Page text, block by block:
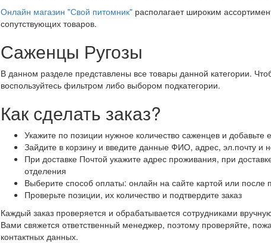
Онлайн магазин "Свой питомник"располагает широким
сопутствующих товаров.
Саженцы Ругозы
В данном разделе представлены все товары данной категории.
воспользуйтесь фильтром либо выбором подкатегории.
Как сделать заказ?
Укажите по позиции нужное количество саженцев и добавьте
Зайдите в корзину и введите данные ФИО, адрес, эл.почту и
При доставке Почтой укажите адрес проживания, при
отделения
Выберите способ оплаты: онлайн на сайте картой или после
Проверьте позиции, их количество и подтвердите заказ
Каждый заказ проверяется и обрабатывается сотрудниками
Вами свяжется ответственный менеджер, поэтому проверяйте,
контактных данных.